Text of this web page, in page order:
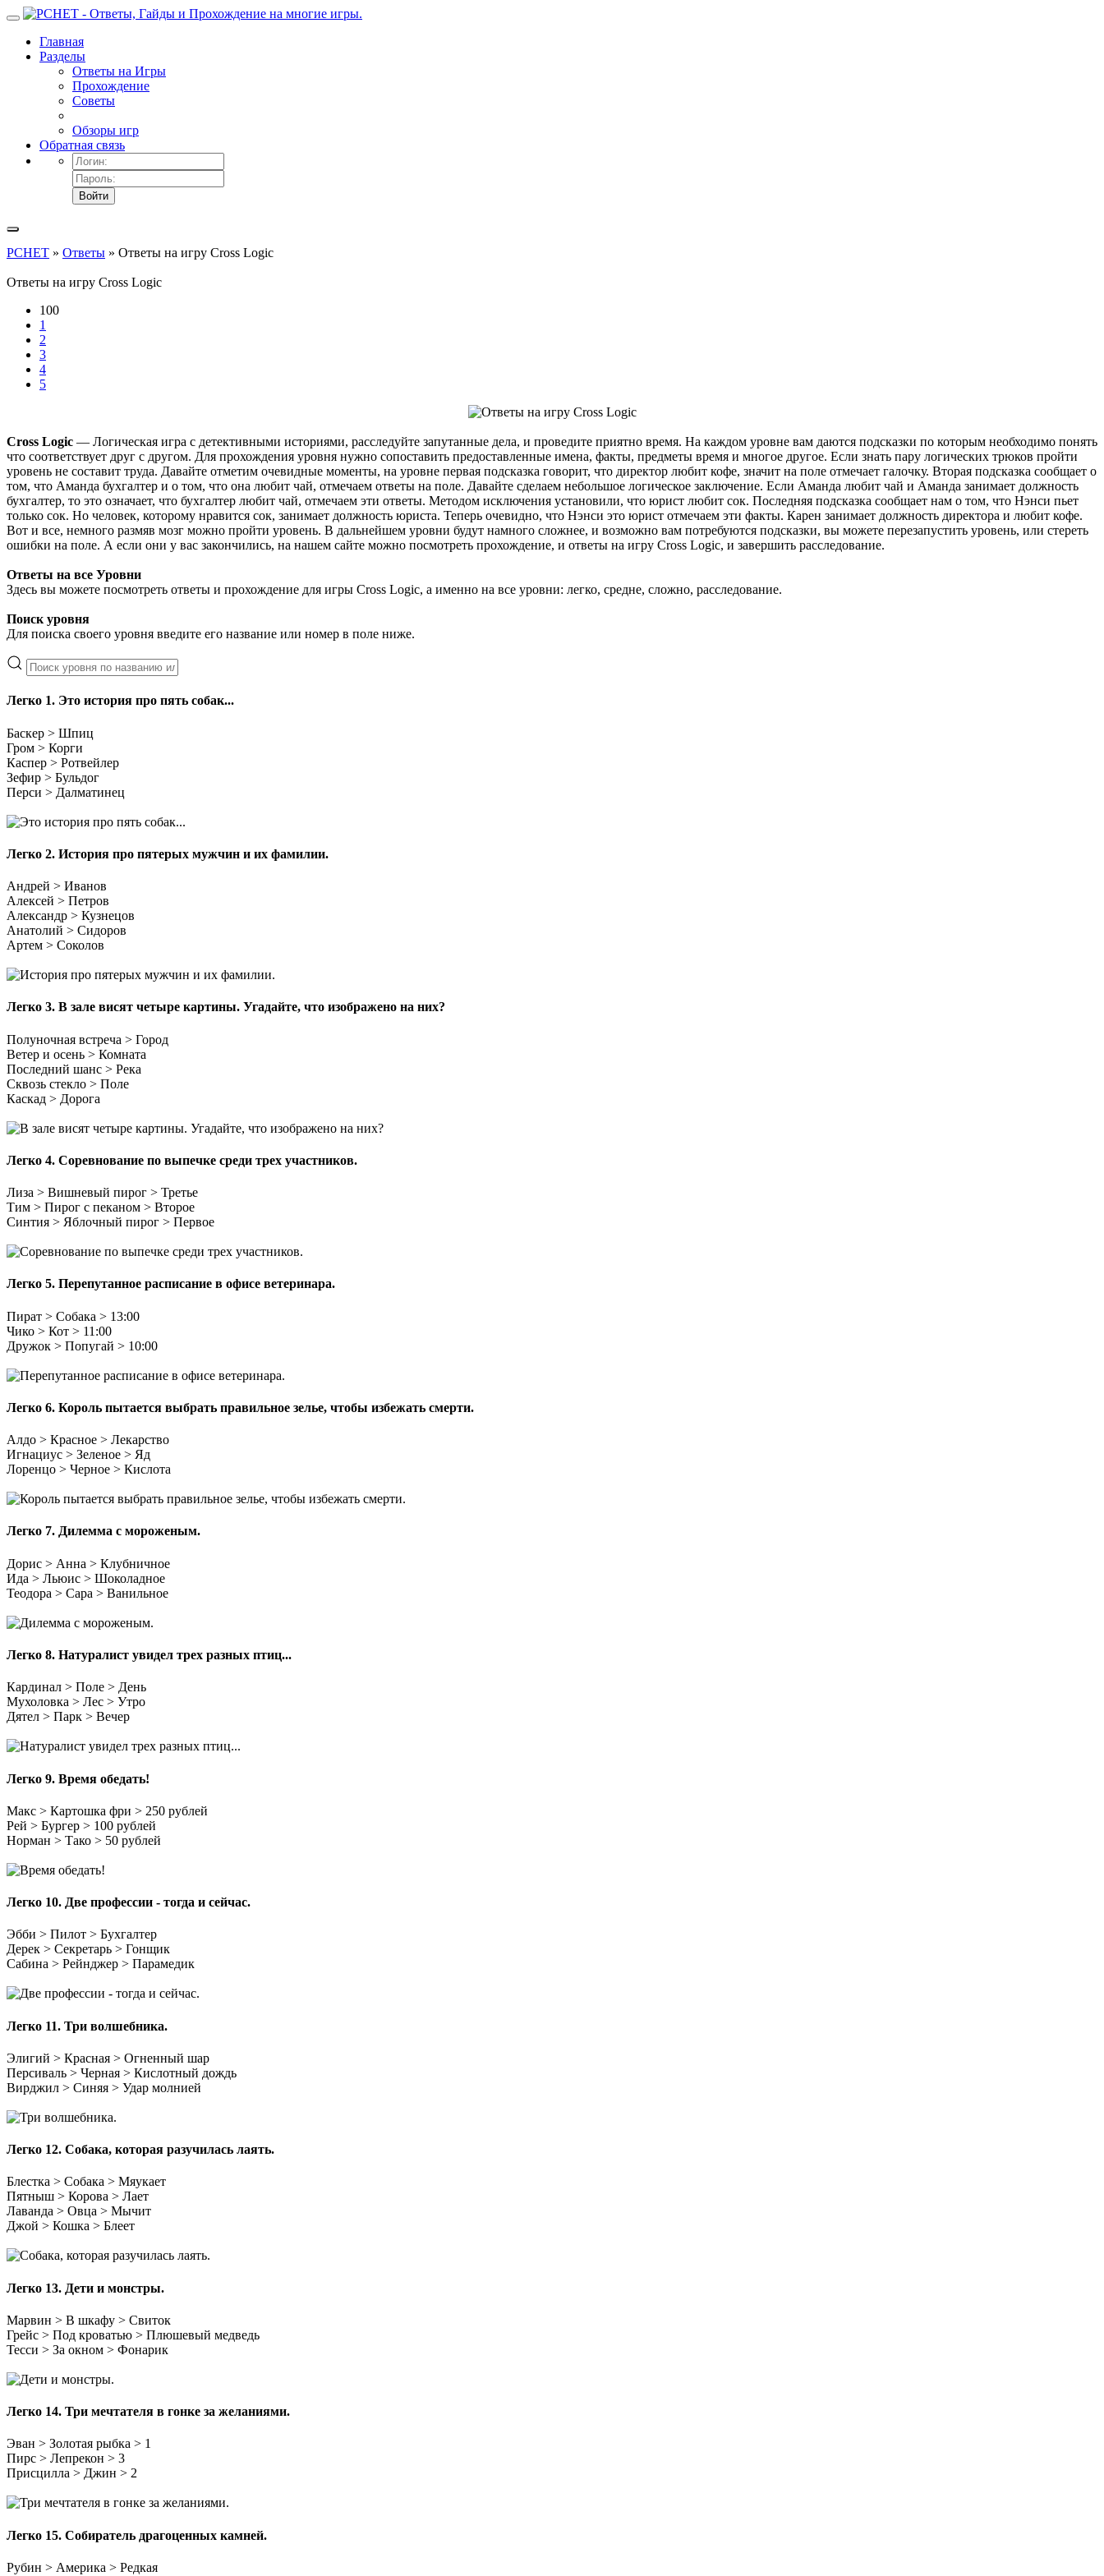
Главная
Разделы
Ответы на Игры
Прохождение
Советы
Обзоры игр
Обратная связь
Войти
PCHET » Ответы » Ответы на игру Cross Logic
Ответы на игру Cross Logic
100
1
2
3
4
5
Cross Logic — Логическая игра с детективными историями, расследуйте запутанные дела, и проведите приятно время. На каждом уровне вам даются подсказки по которым необходимо понять
что соответствует друг с другом. Для прохождения уровня нужно сопоставить предоставленные имена, факты, предметы время и многое другое. Если знать пару логических трюков пройти
уровень не составит труда. Давайте отметим очевидные моменты, на уровне первая подсказка говорит, что директор любит кофе, значит на поле отмечает галочку. Вторая подсказка сообщает о
том, что Аманда бухгалтер и о том, что она любит чай, отмечаем ответы на поле. Давайте сделаем небольшое логическое заключение. Если Аманда любит чай и Аманда занимает должность
бухгалтер, то это означает, что бухгалтер любит чай, отмечаем эти ответы. Методом исключения установили, что юрист любит сок. Последняя подсказка сообщает нам о том, что Нэнси пьет
только сок. Но человек, которому нравится сок, занимает должность юриста. Теперь очевидно, что Нэнси это юрист отмечаем эти факты. Карен занимает должность директора и любит кофе.
Вот и все, немного размяв мозг можно пройти уровень. В дальнейшем уровни будут намного сложнее, и возможно вам потребуются подсказки, вы можете перезапустить уровень, или стереть
ошибки на поле. А если они у вас закончились, на нашем сайте можно посмотреть прохождение, и ответы на игру Cross Logic, и завершить расследование.
Ответы на все Уровни
Здесь вы можете посмотреть ответы и прохождение для игры Cross Logic, а именно на все уровни: легко, средне, сложно, расследование.
Поиск уровня
Для поиска своего уровня введите его название или номер в поле ниже.
Легко 1. Это история про пять собак...
Баскер > Шпиц
Гром > Корги
Каспер > Ротвейлер
Зефир > Бульдог
Перси > Далматинец
Легко 2. История про пятерых мужчин и их фамилии.
Андрей > Иванов
Алексей > Петров
Александр > Кузнецов
Анатолий > Сидоров
Артем > Соколов
Легко 3. В зале висят четыре картины. Угадайте, что изображено на них?
Полуночная встреча > Город
Ветер и осень > Комната
Последний шанс > Река
Сквозь стекло > Поле
Каскад > Дорога
Легко 4. Соревнование по выпечке среди трех участников.
Лиза > Вишневый пирог > Третье
Тим > Пирог с пеканом > Второе
Синтия > Яблочный пирог > Первое
Легко 5. Перепутанное расписание в офисе ветеринара.
Пират > Собака > 13:00
Чико > Кот > 11:00
Дружок > Попугай > 10:00
Легко 6. Король пытается выбрать правильное зелье, чтобы избежать смерти.
Алдо > Красное > Лекарство
Игнациус > Зеленое > Яд
Лоренцо > Черное > Кислота
Легко 7. Дилемма с мороженым.
Дорис > Анна > Клубничное
Ида > Льюис > Шоколадное
Теодора > Сара > Ванильное
Легко 8. Натуралист увидел трех разных птиц...
Кардинал > Поле > День
Мухоловка > Лес > Утро
Дятел > Парк > Вечер
Легко 9. Время обедать!
Макс > Картошка фри > 250 рублей
Рей > Бургер > 100 рублей
Норман > Тако > 50 рублей
Легко 10. Две профессии - тогда и сейчас.
Эбби > Пилот > Бухгалтер
Дерек > Секретарь > Гонщик
Сабина > Рейнджер > Парамедик
Легко 11. Три волшебника.
Элигий > Красная > Огненный шар
Персиваль > Черная > Кислотный дождь
Вирджил > Синяя > Удар молнией
Легко 12. Собака, которая разучилась лаять.
Блестка > Собака > Мяукает
Пятныш > Корова > Лает
Лаванда > Овца > Мычит
Джой > Кошка > Блеет
Легко 13. Дети и монстры.
Марвин > В шкафу > Свиток
Грейс > Под кроватью > Плюшевый медведь
Тесси > За окном > Фонарик
Легко 14. Три мечтателя в гонке за желаниями.
Эван > Золотая рыбка > 1
Пирс > Лепрекон > 3
Присцилла > Джин > 2
Легко 15. Собиратель драгоценных камней.
Рубин > Америка > Редкая